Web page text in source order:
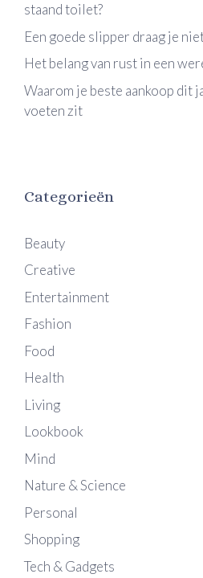
staand toilet?
Een goede slipper draag je
Het belang van rust in een
Waarom je beste aankoop dit
voeten zit
Categorieën
Beauty
Creative
Entertainment
Fashion
Food
Health
Living
Lookbook
Mind
Nature & Science
Personal
Shopping
Tech & Gadgets